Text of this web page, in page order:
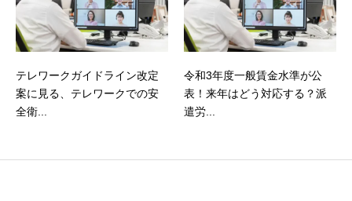
テレワークガイドライン改定
案に見る、テレワークでの安
全衛...
令和3年度一般賃金水準が公
表！来年はどう対応する？派
遣労...